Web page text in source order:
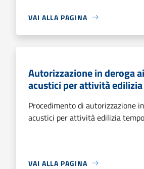
VAI ALLA PAGINA
Autorizzazione in deroga
acustici per attività
Procedimento di autorizzazione
acustici per attività edilizia
VAI ALLA PAGINA